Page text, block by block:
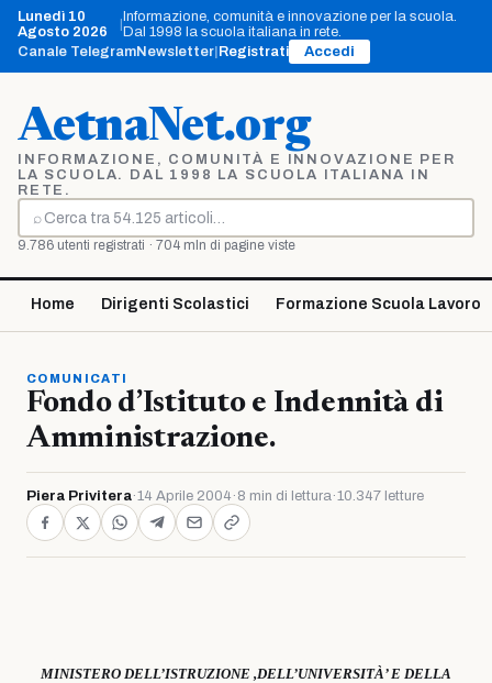
Vai
contenuto
Lunedì 10
Agosto 2026
Informazione, comunità e innovazione per la scuola.
Dal 1998 la scuola italiana in rete.
Canale TelegramNewsletter Registrati Accedi
AetnaNet.org
INFORMAZIONE, COMUNITÀ E INNOVAZIONE PER
LA SCUOLA. DAL 1998 LA SCUOLA ITALIANA IN
RETE.
⌕
Cerca
9.786 utenti registrati · 704 mln di pagine viste
Home Dirigenti Scolastici Formazione Scuola Lavoro
COMUNICATI
Fondo d’Istituto e Indennità di
Amministrazione.
Piera Privitera·14 Aprile 2004 · 8 min di lettura·10.347 letture
MINISTERO DELL’ISTRUZIONE ,DELL’UNIVERSITÀ’ E DELLA